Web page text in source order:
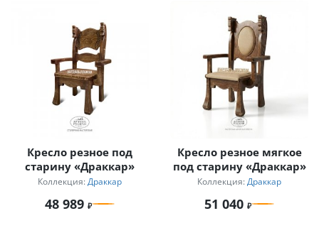
Кресло резное под
старину «Драккар»
Коллекция: Драккар
48 989
Кресло резное мягкое
под старину «Драккар»
Коллекция: Драккар
51 040